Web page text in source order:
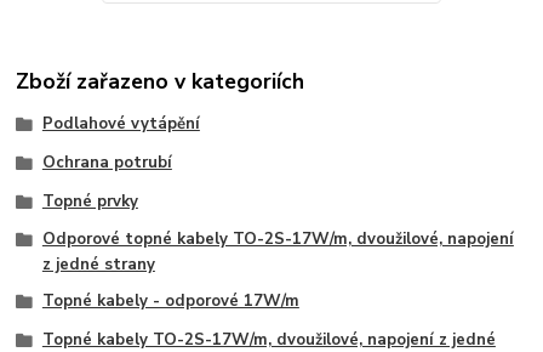
Zboží zařazeno v kategoriích
Podlahové vytápění
Ochrana potrubí
Topné prvky
Odporové topné kabely TO-2S-17W/m, dvoužilové, napojení
z jedné strany
Topné kabely - odporové 17W/m
Topné kabely TO-2S-17W/m, dvoužilové, napojení z jedné